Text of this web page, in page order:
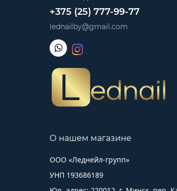
+375 (25) 777-99-77
lednailby@gmail.com
О нашем магазине
ООО «Леднейл-групп»
УНП 193686189